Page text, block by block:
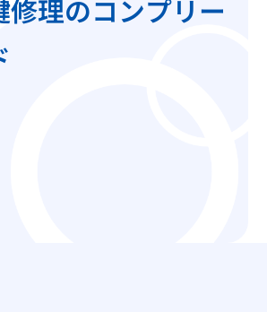
修理のコンプリー